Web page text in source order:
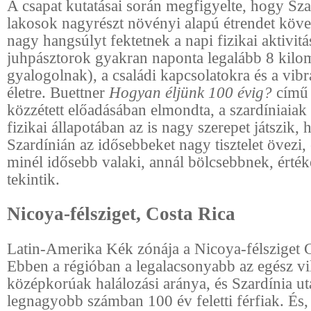
A csapat kutatásai során megfigyelte, hogy
lakosok nagyrészt növényi alapú étrendet
nagy hangsúlyt fektetnek a napi fizikai
juhpásztorok gyakran naponta legalább 8
gyalogolnak), a családi kapcsolatokra és a
életre. Buettner Hogyan éljünk 100 évig?
közzétett előadásában elmondta, a szardíniaiak
fizikai állapotában az is nagy szerepet játszik,
Szardínián az idősebbeket nagy tisztelet övezi,
minél idősebb valaki, annál bölcsebbnek,
tekintik.
Nicoya-félsziget, Costa Rica
Latin-Amerika Kék zónája a Nicoya-félsziget
Ebben a régióban a legalacsonyabb az egész
középkorúak halálozási aránya, és Szardínia
legnagyobb számban 100 év feletti férfiak.